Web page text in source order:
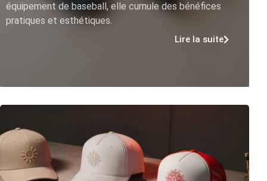
équipement de baseball, elle cumule des bénéfices
pratiques et esthétiques.
Lire la suite